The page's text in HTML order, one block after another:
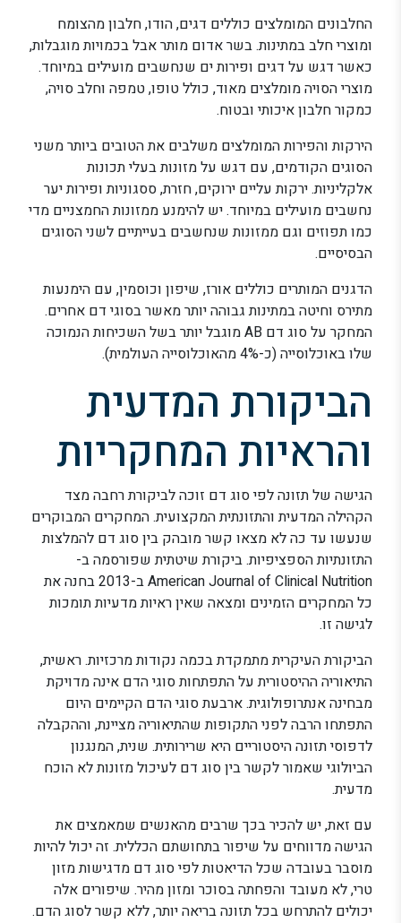
החלבונים המומלצים כוללים דגים, הודו, חלבון מהצומח
ומוצרי חלב במתינות. בשר אדום מותר אבל בכמויות מוגבלות,
כאשר דגש על דגים ופירות ים שנחשבים מועילים במיוחד.
מוצרי הסויה מומלצים מאוד, כולל טופו, טמפה וחלב סויה,
כמקור חלבון איכותי ובטוח.
הירקות והפירות המומלצים משלבים את הטובים ביותר משני
הסוגים הקודמים, עם דגש על מזונות בעלי תכונות
אלקליניות. ירקות עליים ירוקים, חזרת, ססגוניות ופירות יער
נחשבים מועילים במיוחד. יש להימנע ממזונות החמצניים מדי
כמו תפוזים וגם ממזונות שנחשבים בעייתיים לשני הסוגים
הבסיסיים.
הדגנים המותרים כוללים אורז, שיפון וכוסמין, עם הימנעות
מתירס וחיטה במתינות גבוהה יותר מאשר בסוגי דם אחרים.
המחקר על סוג דם AB מוגבל יותר בשל השכיחות הנמוכה
שלו באוכלוסייה (כ-4% מהאוכלוסייה העולמית).
הביקורת המדעית
והראיות המחקריות
הגישה של תזונה לפי סוג דם זוכה לביקורת רחבה מצד
הקהילה המדעית והתזונתית המקצועית. המחקרים המבוקרים
שנעשו עד כה לא מצאו קשר מובהק בין סוג דם להמלצות
התזונתיות הספציפיות. ביקורת שיטתית שפורסמה ב-
American Journal of Clinical Nutrition ב-2013 בחנה את
כל המחקרים הזמינים ומצאה שאין ראיות מדעיות תומכות
לגישה זו.
הביקורת העיקרית מתמקדת בכמה נקודות מרכזיות. ראשית,
התיאוריה ההיסטורית על התפתחות סוגי הדם אינה מדויקת
מבחינה אנתרופולוגית. ארבעת סוגי הדם הקיימים היום
התפתחו הרבה לפני התקופות שהתיאוריה מציינת, וההקבלה
לדפוסי תזונה היסטוריים היא שרירותית. שנית, המנגנון
הביולוגי שאמור לקשר בין סוג דם לעיכול מזונות לא הוכח
מדעית.
עם זאת, יש להכיר בכך שרבים מהאנשים שמאמצים את
הגישה מדווחים על שיפור בתחושתם הכללית. זה יכול להיות
מוסבר בעובדה שכל הדיאטות לפי סוג דם מדגישות מזון
טרי, לא מעובד והפחתה בסוכר ומזון מהיר. שיפורים אלה
יכולים להתרחש בכל תזונה בריאה יותר, ללא קשר לסוג הדם.